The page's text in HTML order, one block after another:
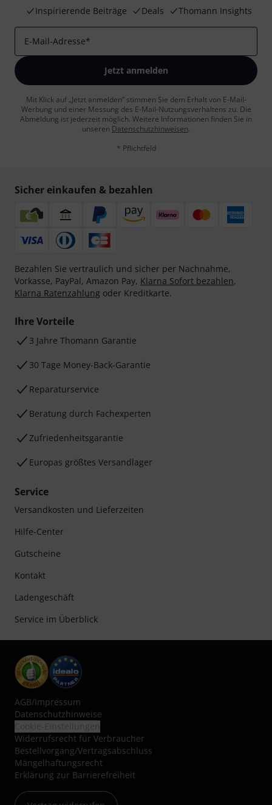
Inspirierende Beiträge
Deals Thomann Insights
E-Mail-Adresse*
Jetzt anmelden
Mit Klick auf „Jetzt anmelden“ stimmen Sie dem Erhalt von E-Mail-
Werbung und einer Messung des E-Mail-Nutzungsverhaltens zu. Die
Abmeldung ist jederzeit möglich. Weitere Informationen finden Sie in
unseren Datenschutzhinweisen.
* Pflichtfeld
Sicher einkaufen & bezahlen
Bezahlen Sie vertraulich und sicher per Nachnahme,
Vorkasse, PayPal, Amazon Pay, Klarna Sofort bezahlen,
Klarna Ratenzahlung oder Kreditkarte.
Ihre Vorteile
3 Jahre Thomann Garantie
30 Tage Money-Back-Garantie
Reparaturservice
Beratung durch Fachexperten
Zufriedenheitsgarantie
Europas größtes Versandlager
Service
Versandkosten und Lieferzeiten
Hilfe-Center
Gutscheine
Kontakt
Ladengeschäft
Service im Überblick
AGB/Impressum
Datenschutzhinweise
Widerrufsrecht für Verbraucher
Bestellvorgang/Vertragsabschluss
Mängelhaftungsrecht
Erklärung zur Barrierefreiheit